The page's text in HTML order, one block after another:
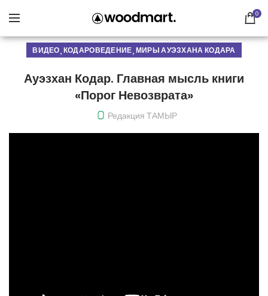
0
ВИДЕО, КОДАРОВЕДЕНИЕ, МИРЫ АУЭЗХАНА КОДАРА
Ауэзхан Кодар. Главная мысль книги
«Порог Невозврата»
Редакция ТАМЫР